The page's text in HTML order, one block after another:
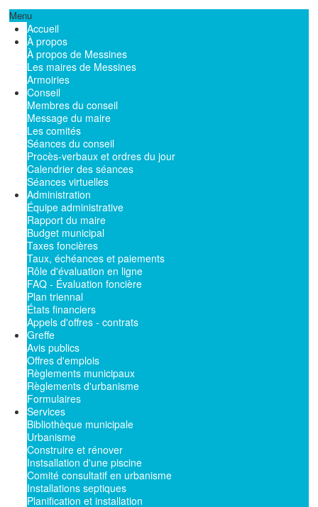
Menu
Accueil
À propos
À propos de Messines
Les maires de Messines
Armoiries
Conseil
Membres du conseil
Message du maire
Les comités
Séances du conseil
Procès-verbaux et ordres du jour
Calendrier des séances
Séances virtuelles
Administration
Équipe administrative
Rapport du maire
Budget municipal
Taxes foncières
Taux, échéances et paiements
Rôle d'évaluation en ligne
FAQ - Évaluation foncière
Plan triennal
États financiers
Appels d'offres - contrats
Greffe
Avis publics
Offres d'emplois
Règlements municipaux
Règlements d'urbanisme
Formulaires
Services
Bibliothèque municipale
Urbanisme
Construire et rénover
Instsallation d'une piscine
Comité consultatif en urbanisme
Installations septiques
Planification et installation